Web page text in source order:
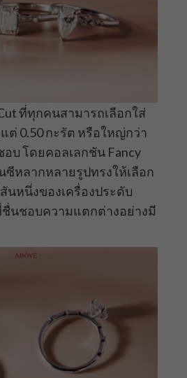
ที่ทุกคนสามารถเลือกใส่
ต่ 0.50 กะรัต หรือใหญ่กว่า
บ โดยคอลเลกชัน Fancy
ซีหลากหลายรูปทรงให้เลือก
นหนึ่งของเครื่องประดับ
นชอบความแตกต่างอย่างมี